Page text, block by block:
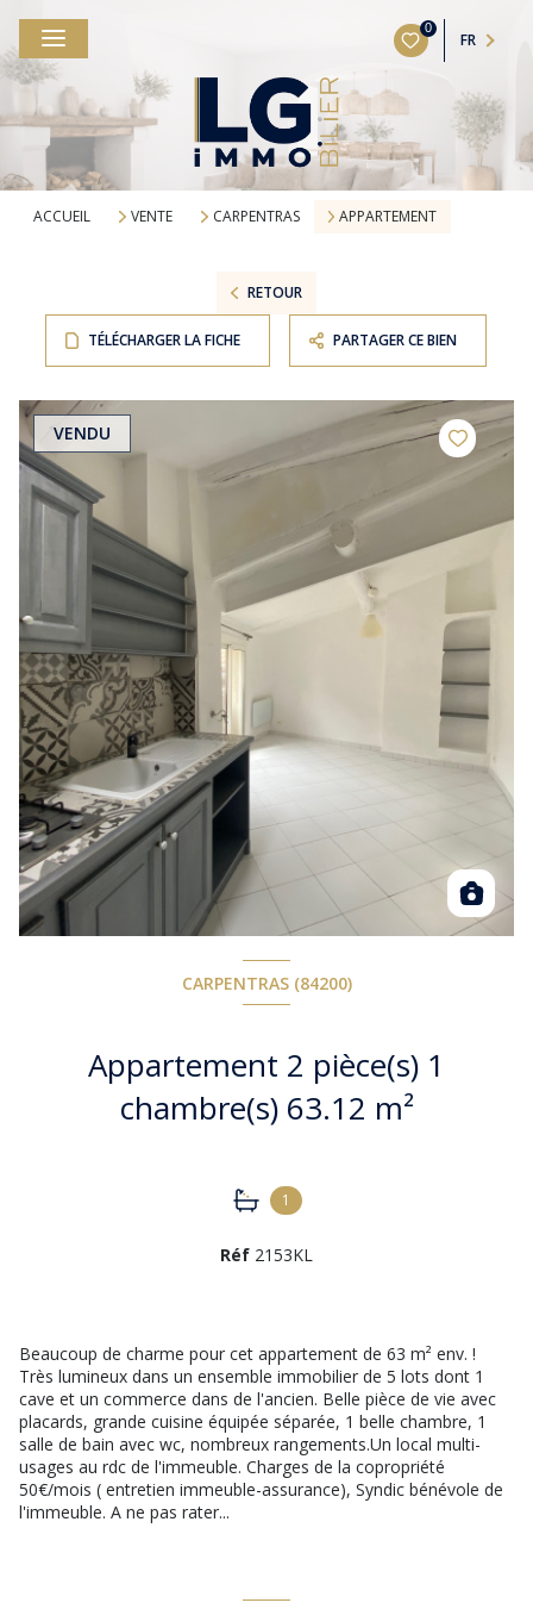
0
FR
ACCUEIL VENTE CARPENTRAS APPARTEMENT
RETOUR
TÉLÉCHARGER LA FICHE PARTAGER CE BIEN
VENDU
CARPENTRAS (84200)
Appartement 2 pièce(s) 1
chambre(s) 63.12 m²
1
Réf 2153KL
Beaucoup de charme pour cet appartement de 63 m² env. !
Très lumineux dans un ensemble immobilier de 5 lots dont 1
cave et un commerce dans de l'ancien. Belle pièce de vie avec
placards, grande cuisine équipée séparée, 1 belle chambre, 1
salle de bain avec wc, nombreux rangements.Un local multi-
usages au rdc de l'immeuble. Charges de la copropriété
50€/mois ( entretien immeuble-assurance), Syndic bénévole de
l'immeuble. A ne pas rater...